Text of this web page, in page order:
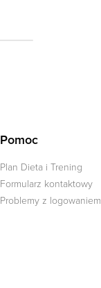
Pomoc
Plan Dieta i Trening
Formularz kontaktowy
Problemy z logowaniem